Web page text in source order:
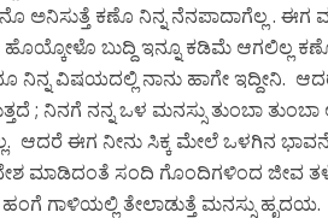
ಅನಿಸುತ್ತೆ ಕಣೊ ನಿನ್ನ ನೆನಪಾದಾಗೆಲ್ಲ‌ .
ಬುದ್ದಿ ಇನ್ನೂ ಕಡಿಮೆ ಆಗಲಿಲ್ಲ
ನಿನ್ನ ವಿಷಯದಲ್ಲಿ ನಾನು ಹಾಗೇ
; ನಿನಗೆ ನನ್ನ ಒಳ ಮನಸ್ಸು ತುಂಬಾ
ಆದರೆ ಈಗ ನೀನು ಸಿಕ್ಕ ಮೇಲೆ ಒಳಗಿನ
ಮಾಡಿದಂತೆ ಸಂದಿ ಗೊಂದಿಗಳಿಂದ ಜೀವ
ಗಾಳಿಯಲ್ಲಿ ತೇಲಾಡುತ್ತೆ ಮನಸ್ಸು